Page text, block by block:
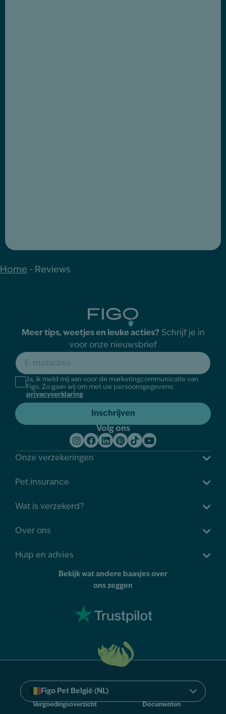
Home - Reviews
Bekijk wat andere baasjes over
ons zeggen
Onze verzekeringen
Pet insurance
Wat is verzekerd?
Over ons
Hulp en advies
Volg ons
Meer tips, weetjes en leuke acties?Schrijf je in
voor onze nieuwsbrief
E-
mailadres
*
Akkoord
Ja, ik meld mij aan voor de marketingcommunicatie van
Figo. Zo gaan wij om met uw persoonsgegevens:
privacyverklaring
Vergoedingsoverzicht Documenten
Select
your
language
Figo Pet België (NL)